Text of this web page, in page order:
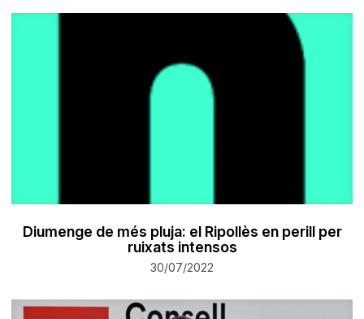
Diumenge de més pluja: el Ripollès en perill per
ruixats intensos
30/07/2022